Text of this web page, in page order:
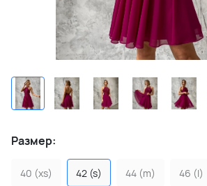
Размер:
40 (xs) 42 (s) 44 (m) 46 (l)